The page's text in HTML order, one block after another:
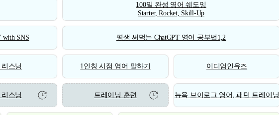
100일 완성 영어 쉐도잉
Starter, Rocket, Skill-Up
with SNS 평생 써먹는 ChatGPT 영어 공부법1,2
리스닝 1인칭 시점 영어 말하기 이디엄인유즈
리스닝 트레이닝 훈련 뉴욕 브이로그 영어, 패턴 트레이닝